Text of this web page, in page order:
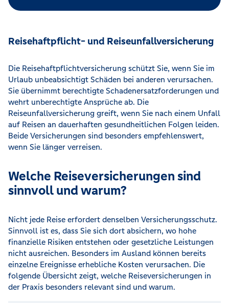
Reisehaftpflicht- und Reiseunfallversicherung
Die Reisehaftpflichtversicherung schützt Sie, wenn Sie im
Urlaub unbeabsichtigt Schäden bei anderen verursachen.
Sie übernimmt berechtigte Schadenersatzforderungen und
wehrt unberechtigte Ansprüche ab. Die
Reiseunfallversicherung greift, wenn Sie nach einem Unfall
auf Reisen an dauerhaften gesundheitlichen Folgen leiden.
Beide Versicherungen sind besonders empfehlenswert,
wenn Sie länger verreisen.
Welche Reiseversicherungen sind
sinnvoll und warum?
Nicht jede Reise erfordert denselben Versicherungsschutz.
Sinnvoll ist es, dass Sie sich dort absichern, wo hohe
finanzielle Risiken entstehen oder gesetzliche Leistungen
nicht ausreichen. Besonders im Ausland können bereits
einzelne Ereignisse erhebliche Kosten verursachen. Die
folgende Übersicht zeigt, welche Reiseversicherungen in
der Praxis besonders relevant sind und warum.